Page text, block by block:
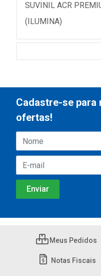
SUVINIL ACR
(ILUMINA)
Cadastre-se para
ofertas!
Meus Pedidos
Notas Fiscais